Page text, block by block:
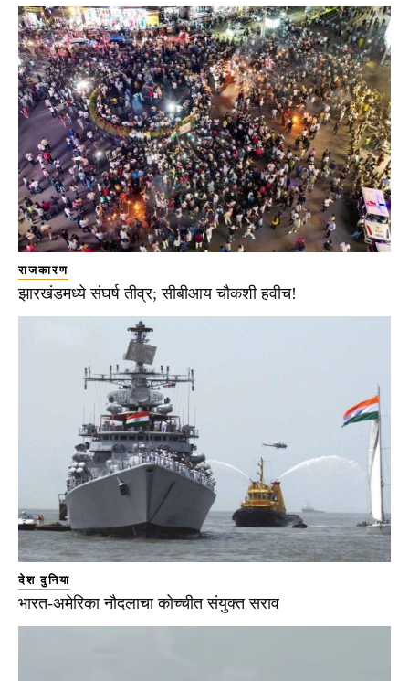
राजकारण
झारखंडमध्ये संघर्ष तीव्र; सीबीआय चौकशी हवीच!
देश दुनिया
भारत-अमेरिका नौदलाचा कोच्चीत संयुक्त सराव